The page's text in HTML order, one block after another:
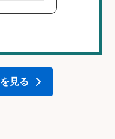
見る